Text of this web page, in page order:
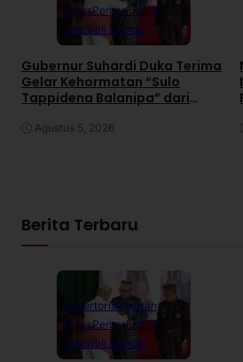
NewsPemerintahan
Polewali Mandar
Gubernur Suhardi Duka Terima
Gelar Kehormatan “Sulo
Tappidena Balanipa” dari
Agustus 5, 2026
Berita Terbaru
AdvertorialDaerah
NewsPemerintahan
Polewali Mandar